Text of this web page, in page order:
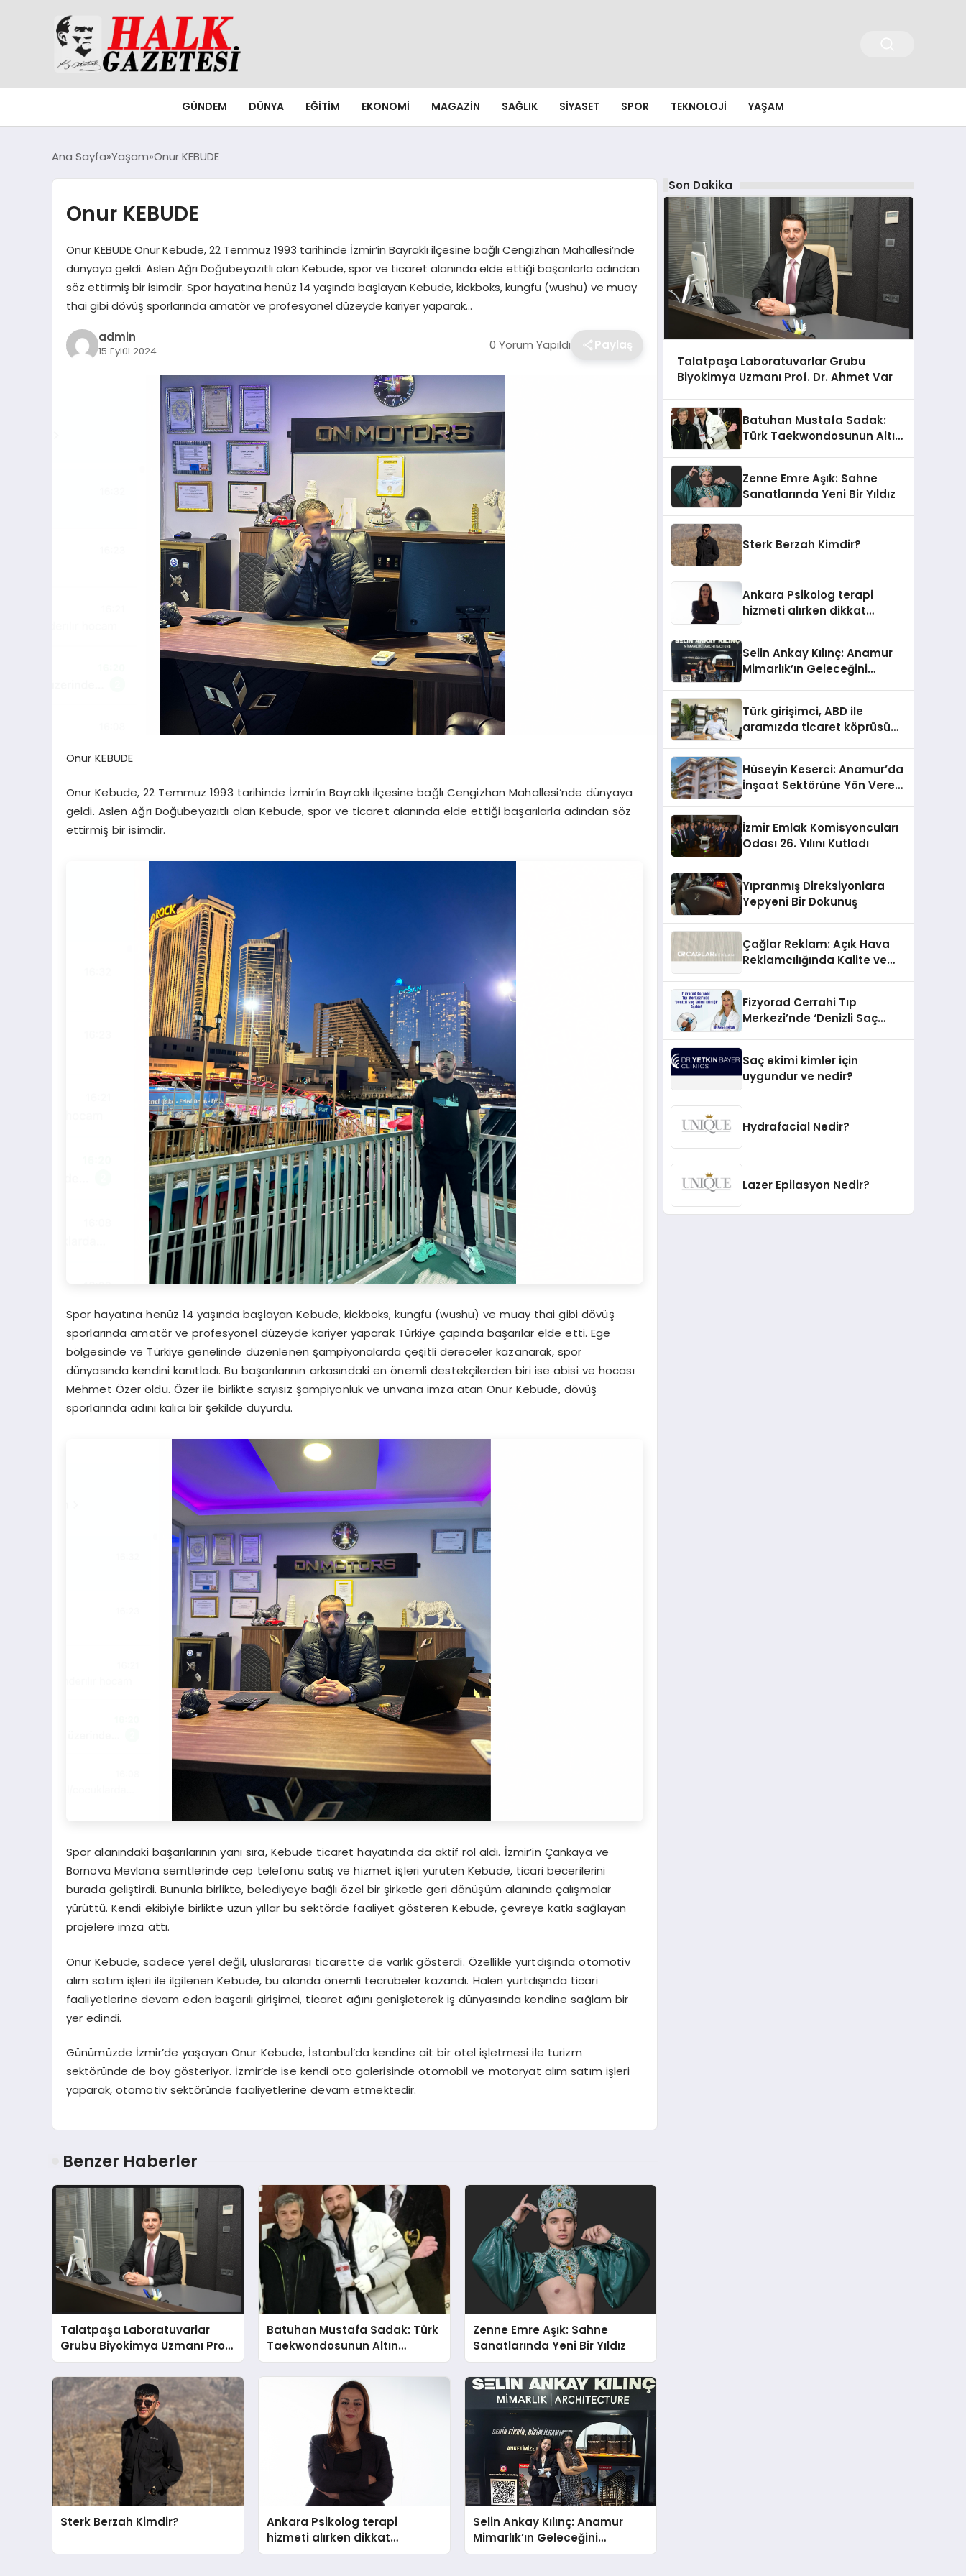
GÜNDEM DÜNYA EĞITIM EKONOMI MAGAZIN SAĞLIK SIYASET SPOR TEKNOLOJI YAŞAM
Ana Sayfa Yaşam Onur KEBUDE
Onur KEBUDE
Onur KEBUDE Onur Kebude, 22 Temmuz 1993 tarihinde İzmir’in Bayraklı ilçesine bağlı Cengizhan Mahallesi’nde
dünyaya geldi. Aslen Ağrı Doğubeyazıtlı olan Kebude, spor ve ticaret alanında elde ettiği başarılarla adından
söz ettirmiş bir isimdir. Spor hayatına henüz 14 yaşında başlayan Kebude, kickboks, kungfu (wushu) ve muay
thai gibi dövüş sporlarında amatör ve profesyonel düzeyde kariyer yaparak…
admin
15 Eylül 2024 0 Yorum Yapıldı Paylaş
Onur KEBUDE
Onur Kebude, 22 Temmuz 1993 tarihinde İzmir’in Bayraklı ilçesine bağlı Cengizhan Mahallesi’nde dünyaya
geldi. Aslen Ağrı Doğubeyazıtlı olan Kebude, spor ve ticaret alanında elde ettiği başarılarla adından söz
ettirmiş bir isimdir.
Spor hayatına henüz 14 yaşında başlayan Kebude, kickboks, kungfu (wushu) ve muay thai gibi dövüş
sporlarında amatör ve profesyonel düzeyde kariyer yaparak Türkiye çapında başarılar elde etti. Ege
bölgesinde ve Türkiye genelinde düzenlenen şampiyonalarda çeşitli dereceler kazanarak, spor
dünyasında kendini kanıtladı. Bu başarılarının arkasındaki en önemli destekçilerden biri ise abisi ve hocası
Mehmet Özer oldu. Özer ile birlikte sayısız şampiyonluk ve unvana imza atan Onur Kebude, dövüş
sporlarında adını kalıcı bir şekilde duyurdu.
Spor alanındaki başarılarının yanı sıra, Kebude ticaret hayatında da aktif rol aldı. İzmir’in Çankaya ve
Bornova Mevlana semtlerinde cep telefonu satış ve hizmet işleri yürüten Kebude, ticari becerilerini
burada geliştirdi. Bununla birlikte, belediyeye bağlı özel bir şirketle geri dönüşüm alanında çalışmalar
yürüttü. Kendi ekibiyle birlikte uzun yıllar bu sektörde faaliyet gösteren Kebude, çevreye katkı sağlayan
projelere imza attı.
Onur Kebude, sadece yerel değil, uluslararası ticarette de varlık gösterdi. Özellikle yurtdışında otomotiv
alım satım işleri ile ilgilenen Kebude, bu alanda önemli tecrübeler kazandı. Halen yurtdışında ticari
faaliyetlerine devam eden başarılı girişimci, ticaret ağını genişleterek iş dünyasında kendine sağlam bir
yer edindi.
Günümüzde İzmir’de yaşayan Onur Kebude, İstanbul’da kendine ait bir otel işletmesi ile turizm
sektöründe de boy gösteriyor. İzmir’de ise kendi oto galerisinde otomobil ve motoryat alım satım işleri
yaparak, otomotiv sektöründe faaliyetlerine devam etmektedir.
Benzer Haberler
Talatpaşa Laboratuvarlar
Grubu Biyokimya Uzmanı Prof.
Dr. Ahmet Var
Batuhan Mustafa Sadak: Türk
Taekwondosunun Altın
Yumruğu
Zenne Emre Aşık: Sahne
Sanatlarında Yeni Bir Yıldız
Sterk Berzah Kimdir?
Ankara Psikolog terapi
hizmeti alırken dikkat
edilecek hususlar
Selin Ankay Kılınç: Anamur
Mimarlık’ın Geleceğini
Şekillendiren Yöneticisi
Son Dakika
Talatpaşa Laboratuvarlar Grubu
Biyokimya Uzmanı Prof. Dr. Ahmet Var
Batuhan Mustafa Sadak:
Türk Taekwondosunun Altın
Zenne Emre Aşık: Sahne
Sanatlarında Yeni Bir Yıldız
Sterk Berzah Kimdir?
Ankara Psikolog terapi
hizmeti alırken dikkat
Selin Ankay Kılınç: Anamur
Mimarlık’ın Geleceğini
Türk girişimci, ABD ile
aramızda ticaret köprüsü
Hüseyin Keserci: Anamur’da
İnşaat Sektörüne Yön Veren
İzmir Emlak Komisyoncuları
Odası 26. Yılını Kutladı
Yıpranmış Direksiyonlara
Yepyeni Bir Dokunuş
Çağlar Reklam: Açık Hava
Reklamcılığında Kalite ve
Fizyorad Cerrahi Tıp
Merkezi’nde ‘Denizli Saç
Saç ekimi kimler için
uygundur ve nedir?
Hydrafacial Nedir?
Lazer Epilasyon Nedir?